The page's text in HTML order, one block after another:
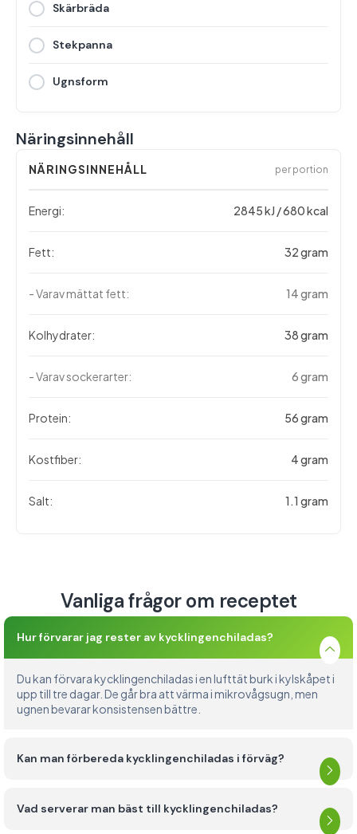
Skärbräda
Stekpanna
Ugnsform
Näringsinnehåll
NÄRINGSINNEHÅLL per portion
Energi: 2845 kJ / 680 kcal
Fett: 32 gram
- Varav mättat fett: 14 gram
Kolhydrater: 38 gram
- Varav sockerarter: 6 gram
Protein: 56 gram
Kostfiber: 4 gram
Salt: 1.1 gram
Vanliga frågor om receptet
Hur förvarar jag rester av kycklingenchiladas?
Du kan förvara kycklingenchiladas i en lufttät burk i kylskåpet i
upp till tre dagar. De går bra att värma i mikrovågsugn, men
ugnen bevarar konsistensen bättre.
Kan man förbereda kycklingenchiladas i förväg?
Vad serverar man bäst till kycklingenchiladas?